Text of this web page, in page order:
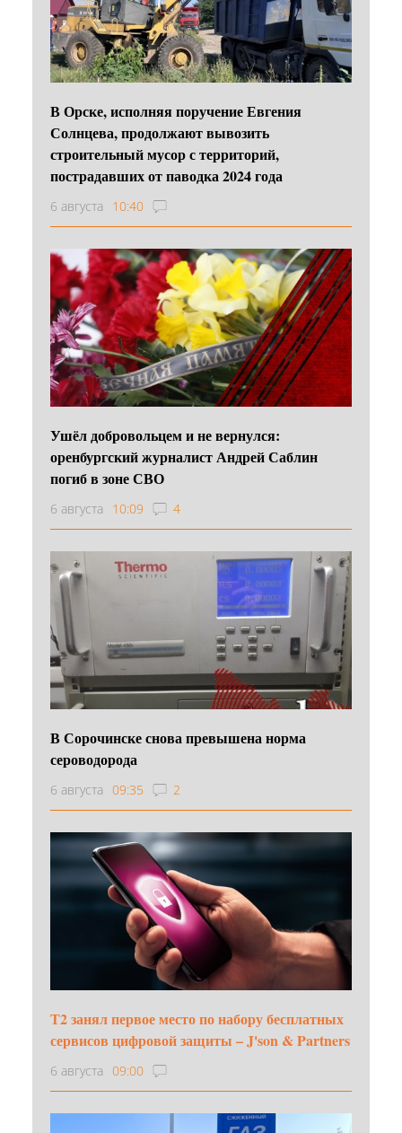
В Орске, исполняя поручение Евгения
Солнцева, продолжают вывозить
строительный мусор с территорий,
пострадавших от паводка 2024 года
6 августа 10:40
Ушёл добровольцем и не вернулся:
оренбургский журналист Андрей Саблин
погиб в зоне СВО
6 августа 10:09 4
В Сорочинске снова превышена норма
сероводорода
6 августа 09:35 2
Т2 занял первое место по набору бесплатных
сервисов цифровой защиты – J'son & Partners
6 августа 09:00